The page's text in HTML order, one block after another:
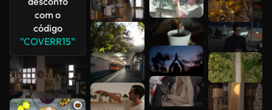
com o
código
"COVERR15"